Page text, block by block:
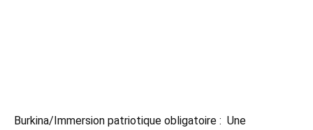
Burkina/Immersion patriotique obligatoire : Une